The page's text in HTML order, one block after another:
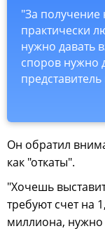
"За получение
практически
нужно давать
споров нужно
Он обратил
как "откаты".
"Хочешь
требуют счет на
миллиона, нужно